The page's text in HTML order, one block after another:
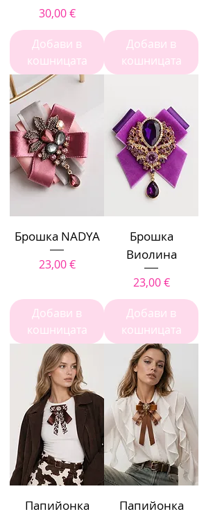
Цена
30,00 €
Добави в
кошницата
Добави в
кошницата
Брошка NADYA
Цена
23,00 €
Добави в
кошницата
Брошка
Виолина
Цена
23,00 €
Добави в
кошницата
Папийонка
Папийонка